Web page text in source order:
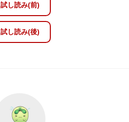
試し読み(前)
試し読み(後)